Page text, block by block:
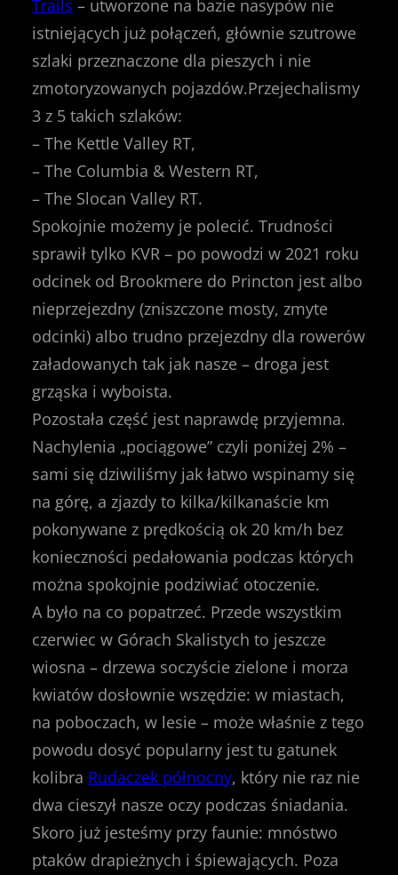
Trails – utworzone na bazie nasypów nie
istniejących już połączeń, głównie szutrowe
szlaki przeznaczone dla pieszych i nie
zmotoryzowanych pojazdów.Przejechalismy
3 z 5 takich szlaków:
– The Kettle Valley RT,
– The Columbia & Western RT,
– The Slocan Valley RT.
Spokojnie możemy je polecić. Trudności
sprawił tylko KVR – po powodzi w 2021 roku
odcinek od Brookmere do Princton jest albo
nieprzejezdny (zniszczone mosty, zmyte
odcinki) albo trudno przejezdny dla rowerów
załadowanych tak jak nasze – droga jest
grząska i wyboista.
Pozostała część jest naprawdę przyjemna.
Nachylenia „pociągowe” czyli poniżej 2% –
sami się dziwiliśmy jak łatwo wspinamy się
na górę, a zjazdy to kilka/kilkanaście km
pokonywane z prędkością ok 20 km/h bez
konieczności pedałowania podczas których
można spokojnie podziwiać otoczenie.
A było na co popatrzeć. Przede wszystkim
czerwiec w Górach Skalistych to jeszcze
wiosna – drzewa soczyście zielone i morza
kwiatów dosłownie wszędzie: w miastach,
na poboczach, w lesie – może właśnie z tego
powodu dosyć popularny jest tu gatunek
kolibra Rudaczek północny, który nie raz nie
dwa cieszył nasze oczy podczas śniadania.
Skoro już jesteśmy przy faunie: mnóstwo
ptaków drapieżnych i śpiewających. Poza